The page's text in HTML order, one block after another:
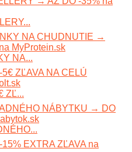
NA...
ZĽ...